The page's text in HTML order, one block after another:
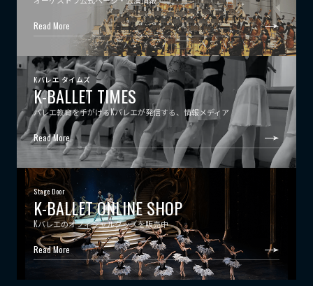
Read More
Kバレエ タイムズ
K-BALLET TIMES
バレエ教育を手がけるKバレエが発信する、情報メディア
Read More
Stage Door
K-BALLET ONLINE SHOP
Kバレエのオフィシャルグッズを販売中
Read More